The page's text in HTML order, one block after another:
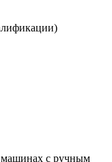
машинах с ручным